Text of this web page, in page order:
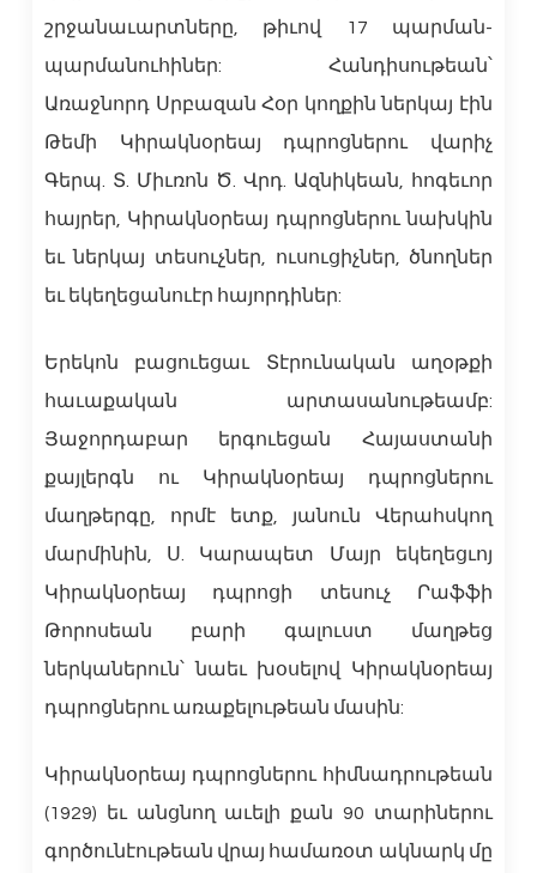
շրջանաւարտները, թիւով 17 պարման-
պարմանուհիներ: Հանդիսութեան՝
Առաջնորդ Սրբազան Հօր կողքին ներկայ էին
Թեմի Կիրակնօրեայ դպրոցներու վարիչ
Գերպ. Տ. Միւռոն Ծ. Վրդ. Ազնիկեան, հոգեւոր
հայրեր, Կիրակնօրեայ դպրոցներու նախկին
եւ ներկայ տեսուչներ, ուսուցիչներ, ծնողներ
եւ եկեղեցանուէր հայորդիներ:
Երեկոն բացուեցաւ Տէրունական աղօթքի
հաւաքական արտասանութեամբ:
Յաջորդաբար երգուեցան Հայաստանի
քայլերգն ու Կիրակնօրեայ դպրոցներու
մաղթերգը, որմէ ետք, յանուն Վերահսկող
մարմինին, Ս. Կարապետ Մայր եկեղեցւոյ
Կիրակնօրեայ դպրոցի տեսուչ Րաֆֆի
Թորոսեան բարի գալուստ մաղթեց
ներկաներուն՝ նաեւ խօսելով Կիրակնօրեայ
դպրոցներու առաքելութեան մասին:
Կիրակնօրեայ դպրոցներու հիմնադրութեան
(1929) եւ անցնող աւելի քան 90 տարիներու
գործունէութեան վրայ համառօտ ակնարկ մը